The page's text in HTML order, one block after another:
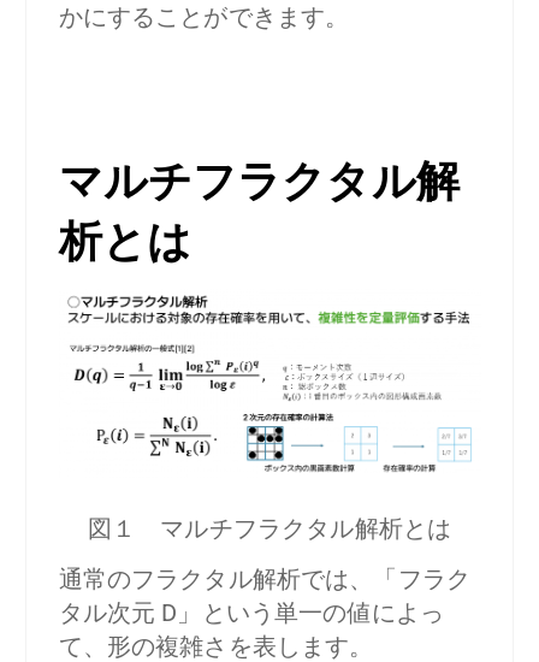
かにすることができます。
マルチフラクタル解
析とは
図１ マルチフラクタル解析とは
通常のフラクタル解析では、「フラク
タル次元 D」という単一の値によっ
て、形の複雑さを表します。